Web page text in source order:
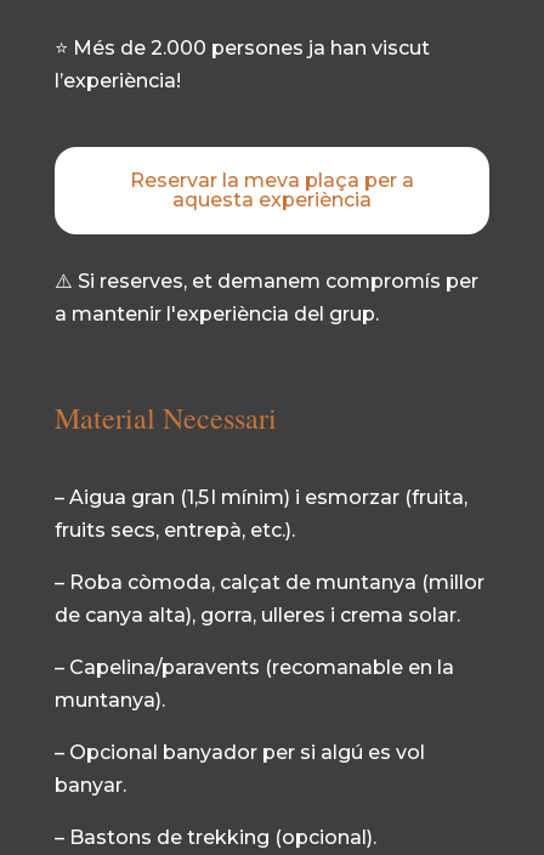
⭐ Més de 2.000 persones ja han viscut
l’experiència!
Reservar la meva plaça per a
aquesta experiència
⚠️ Si reserves, et demanem compromís per
a mantenir l'experiència del grup.
Material Necessari
– Aigua gran (1,5 l mínim) i esmorzar (fruita,
fruits secs, entrepà, etc.).
– Roba còmoda, calçat de muntanya (millor
de canya alta), gorra, ulleres i crema solar.
– Capelina/paravents (recomanable en la
muntanya).
– Opcional banyador per si algú es vol
banyar.
– Bastons de trekking (opcional).